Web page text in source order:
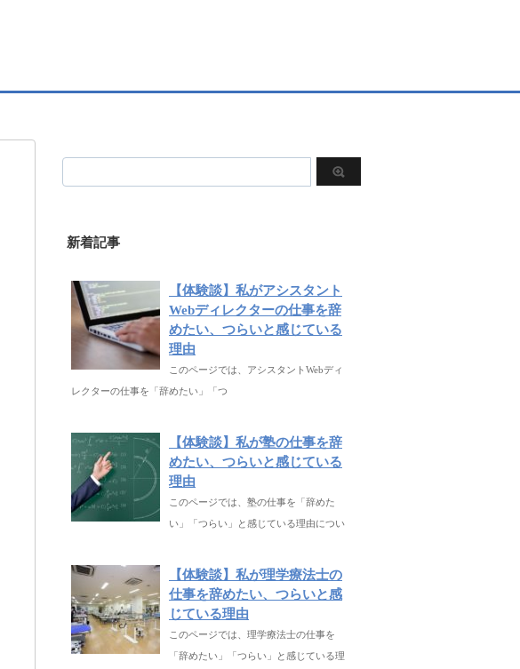
新着記事
【体験談】私がアシスタント
Webディレクターの仕事を辞
めたい、つらいと感じている
理由
このページでは、アシスタントWebディ
レクターの仕事を「辞めたい」「つ
【体験談】私が塾の仕事を辞
めたい、つらいと感じている
理由
このページでは、塾の仕事を「辞めた
い」「つらい」と感じている理由につい
【体験談】私が理学療法士の
仕事を辞めたい、つらいと感
じている理由
このページでは、理学療法士の仕事を
「辞めたい」「つらい」と感じている理